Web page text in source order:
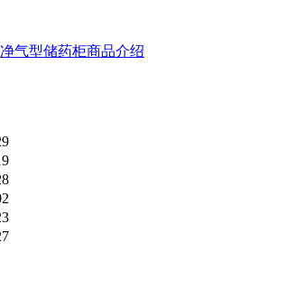
净气型储药柜商品介绍